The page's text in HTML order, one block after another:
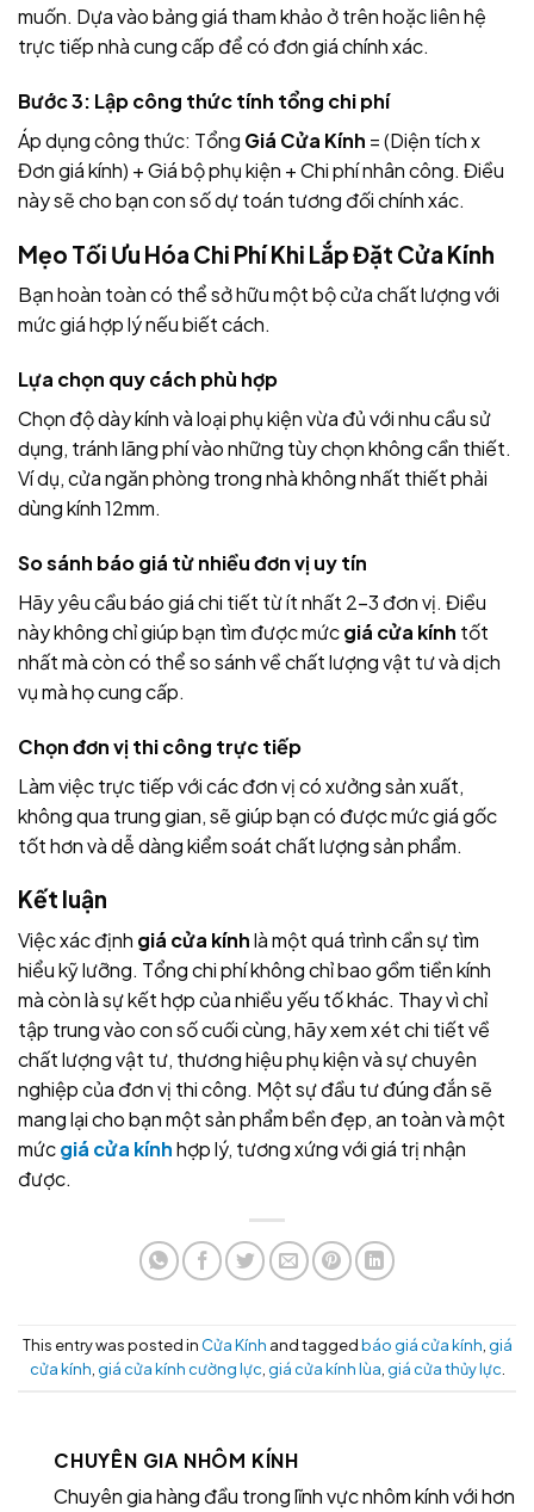
muốn. Dựa vào bảng giá tham khảo ở trên hoặc liên hệ
trực tiếp nhà cung cấp để có đơn giá chính xác.
Bước 3: Lập công thức tính tổng chi phí
Áp dụng công thức: Tổng Giá Cửa Kính = (Diện tích x
Đơn giá kính) + Giá bộ phụ kiện + Chi phí nhân công. Điều
này sẽ cho bạn con số dự toán tương đối chính xác.
Mẹo Tối Ưu Hóa Chi Phí Khi Lắp Đặt Cửa Kính
Bạn hoàn toàn có thể sở hữu một bộ cửa chất lượng với
mức giá hợp lý nếu biết cách.
Lựa chọn quy cách phù hợp
Chọn độ dày kính và loại phụ kiện vừa đủ với nhu cầu sử
dụng, tránh lãng phí vào những tùy chọn không cần thiết.
Ví dụ, cửa ngăn phòng trong nhà không nhất thiết phải
dùng kính 12mm.
So sánh báo giá từ nhiều đơn vị uy tín
Hãy yêu cầu báo giá chi tiết từ ít nhất 2-3 đơn vị. Điều
này không chỉ giúp bạn tìm được mứcgiá cửa kính tốt
nhất mà còn có thể so sánh về chất lượng vật tư và dịch
vụ mà họ cung cấp.
Chọn đơn vị thi công trực tiếp
Làm việc trực tiếp với các đơn vị có xưởng sản xuất,
không qua trung gian, sẽ giúp bạn có được mức giá gốc
tốt hơn và dễ dàng kiểm soát chất lượng sản phẩm.
Kết luận
Việc xác định giá cửa kínhlà một quá trình cần sự tìm
hiểu kỹ lưỡng. Tổng chi phí không chỉ bao gồm tiền kính
mà còn là sự kết hợp của nhiều yếu tố khác. Thay vì chỉ
tập trung vào con số cuối cùng, hãy xem xét chi tiết về
chất lượng vật tư, thương hiệu phụ kiện và sự chuyên
nghiệp của đơn vị thi công. Một sự đầu tư đúng đắn sẽ
mang lại cho bạn một sản phẩm bền đẹp, an toàn và một
mứcgiá cửa kínhhợp lý, tương xứng với giá trị nhận
được.
This entry was posted in Cửa Kính and taggedbáo giá cửa kính, giá
cửa kính, giá cửa kính cường lực, giá cửa kính lùa, giá cửa thủy lực.
CHUYÊN GIA NHÔM KÍNH
Chuyên gia hàng đầu trong lĩnh vực nhôm kính với hơn